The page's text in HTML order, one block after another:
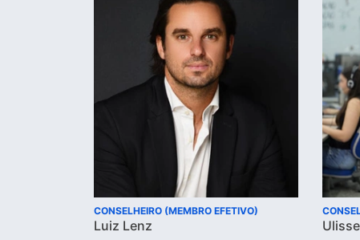
CONSELHEIRO (MEMBRO EFETIVO)
Luiz Lenz